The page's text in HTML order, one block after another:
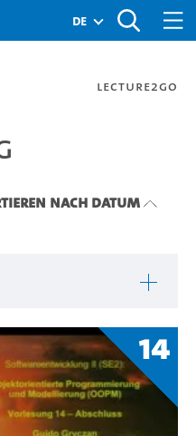
de
Lecture2Go
nach Datum
14